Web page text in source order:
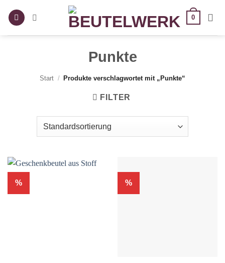
Inhalt
0
Punkte
Start / Produkte verschlagwortet mit „Punkte“
FILTER
% %